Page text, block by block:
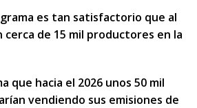
es tan satisfactorio que al
cerca de 15 mil productores en la
que hacia el 2026 unos 50 mil
vendiendo sus emisiones de